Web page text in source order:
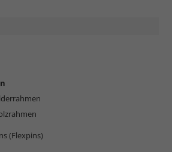
(Flexpins)